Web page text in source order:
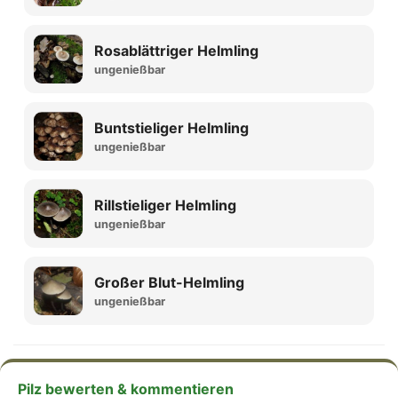
Rosablättriger Helmling
ungenießbar
Buntstieliger Helmling
ungenießbar
Rillstieliger Helmling
ungenießbar
Großer Blut-Helmling
ungenießbar
Pilz bewerten & kommentieren